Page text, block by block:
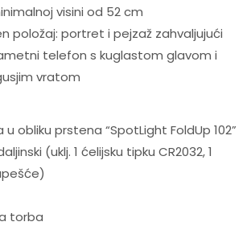
visini od 52 cm
položaj: portret i pejzaž zahvaljujući
telefon s kuglastom glavom i
vratom
u obliku prstena “SpotLight FoldUp 102”
(uklj. 1 ćelijsku tipku CR2032, 1
torba